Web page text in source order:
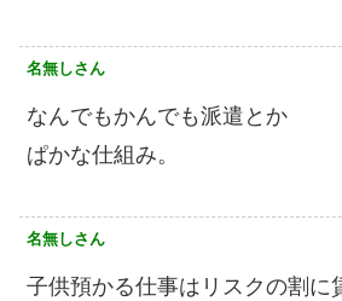
名無しさん
なんでもかんでも派遣とか
ぱかな仕組み。
名無しさん
子供預かる仕事はリスクの割に